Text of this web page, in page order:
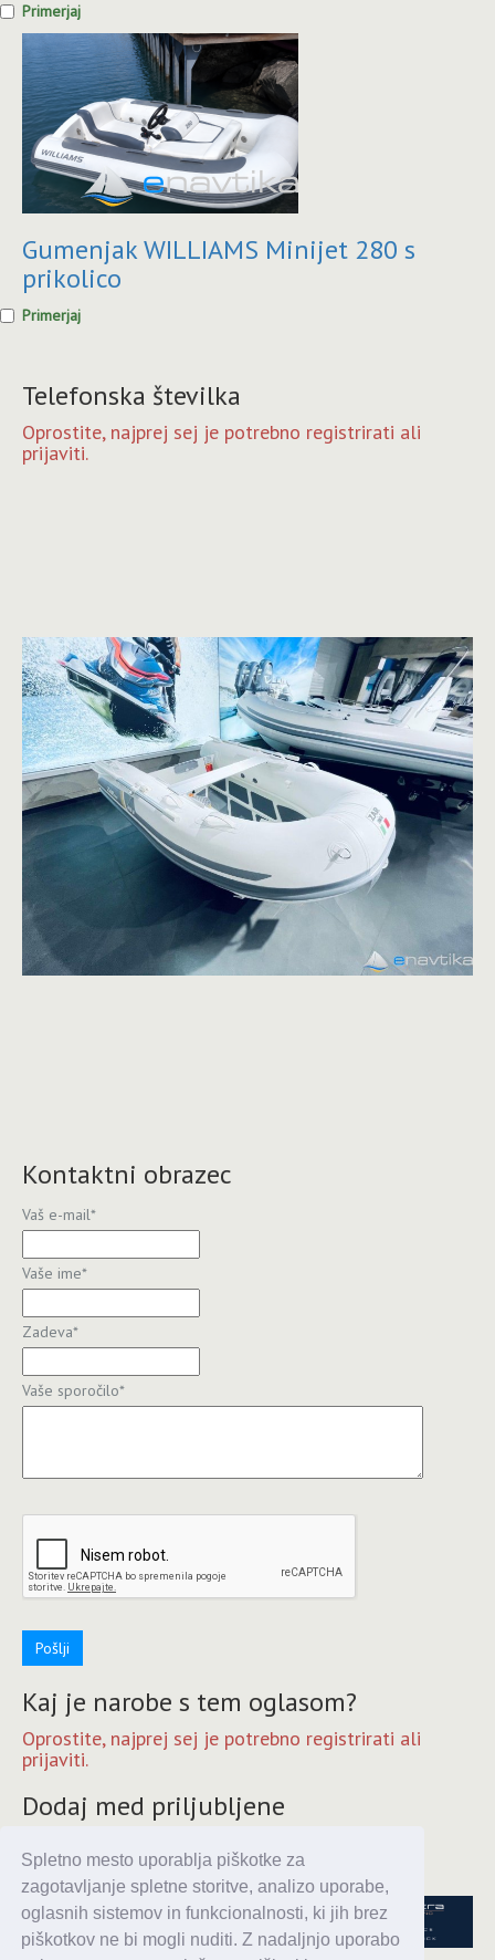
Spletno mesto uporablja piškotke za
zagotavljanje spletne storitve, analizo uporabe,
oglasnih sistemov in funkcionalnosti, ki jih brez
piškotkov ne bi mogli nuditi. Z nadaljnjo uporabo
Primerjaj
Gumenjak WILLIAMS Minijet 280 s
prikolico
Primerjaj
Telefonska številka
Oprostite, najprej sej je potrebno registrirati ali
prijaviti.
Kontaktni obrazec
Vaš e-mail*
Vaše ime*
Zadeva*
Vaše sporočilo*
Pošlji
Kaj je narobe s tem oglasom?
Oprostite, najprej sej je potrebno registrirati ali
prijaviti.
Dodaj med priljubljene
prijaviti.